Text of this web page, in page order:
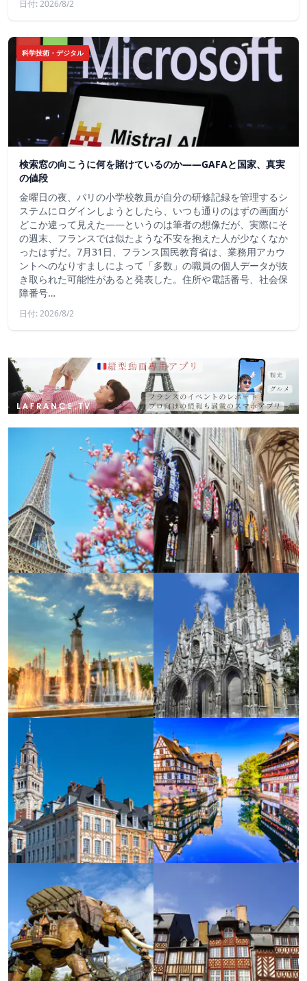
日付: 2026/8/2
科学技術・デジタル
検索窓の向こうに何を賭けているのか——GAFAと国家、真実
の値段
金曜日の夜、パリの小学校教員が自分の研修記録を管理するシ
ステムにログインしようとしたら、いつも通りのはずの画面が
どこか違って見えた——というのは筆者の想像だが、実際にそ
の週末、フランスでは似たような不安を抱えた人が少なくなか
ったはずだ。7月31日、フランス国民教育省は、業務用アカウ
ントへのなりすましによって「多数」の職員の個人データが抜
き取られた可能性があると発表した。住所や電話番号、社会保
障番号…
日付: 2026/8/2